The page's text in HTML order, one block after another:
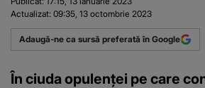
Actualizat: 09:35, 13 octombrie 2023
Adaugă-ne ca sursă preferată în Google
În ciuda opulenței pe care